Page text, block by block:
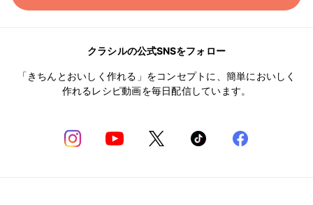
クラシルの公式SNSをフォロー
「きちんとおいしく作れる」をコンセプトに、簡単においしく
作れるレシピ動画を毎日配信しています。